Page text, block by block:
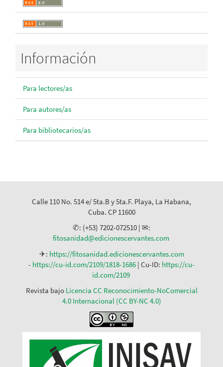
Información
Para lectores/as
Para autores/as
Para bibliotecarios/as
Calle 110 No. 514 e/ 5ta.B y 5ta.F. Playa, La Habana,
Cuba. CP 11600
✆: (+53) 7202-072510 | ✉:
fitosanidad@edicionescervantes.com
✈: https://fitosanidad.edicionescervantes.com
- https://cu-id.com/2109/1818-1686 | Cu-ID: https://cu-
id.com/2109
Revista bajo Licencia CC Reconocimiento-NoComercial
4.0 Internacional (CC BY-NC 4.0)